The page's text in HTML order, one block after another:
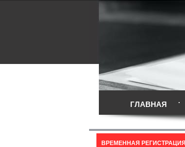
ГЛАВНАЯ
ВРЕМЕННАЯ РЕГИСТРАЦИЯ